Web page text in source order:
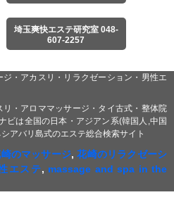
埼玉爽快エステ研究室 048-
607-2257
・アカスリ・リラクゼーション・男性エ
・アロママッサージ・タイ古式・整体院
ビは全国の日本・アジアン系(韓国人,中国
アバリ島式のエステ総合検索サイト
のマッサージ,花崎のリラクゼーシ
エステ, massage and spa in the